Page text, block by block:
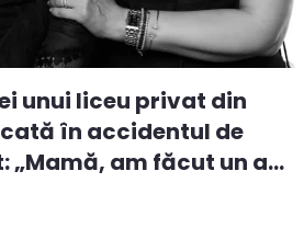
unui liceu privat din
în accidentul de
„Mamă, am făcut un a...